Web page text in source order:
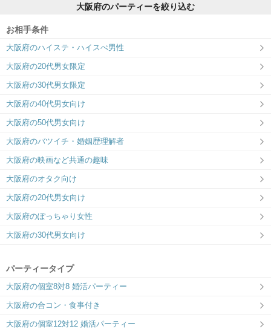
大阪府のパーティーを絞り込む
お相手条件
大阪府のハイステ・ハイスぺ男性
大阪府の20代男女限定
大阪府の30代男女限定
大阪府の40代男女向け
大阪府の50代男女向け
大阪府のバツイチ・婚姻歴理解者
大阪府の映画など共通の趣味
大阪府のオタク向け
大阪府の20代男女向け
大阪府のぽっちゃり女性
大阪府の30代男女向け
パーティータイプ
大阪府の個室8対8 婚活パーティー
大阪府の合コン・食事付き
大阪府の個室12対12 婚活パーティー